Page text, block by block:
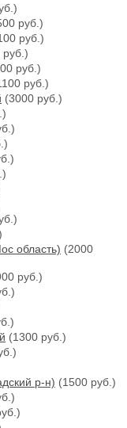
руб.)
руб.)
руб.)
руб.)
руб.)
(3000 руб.)
область) (2000
руб.)
(1300 руб.)
р-н) (1500 руб.)